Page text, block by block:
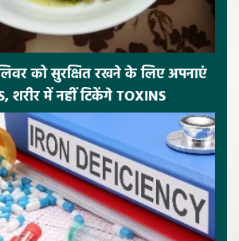
को सुरक्षित रखने के लिए अपनाएं
शरीर में नहीं टिकेंगे TOXINS